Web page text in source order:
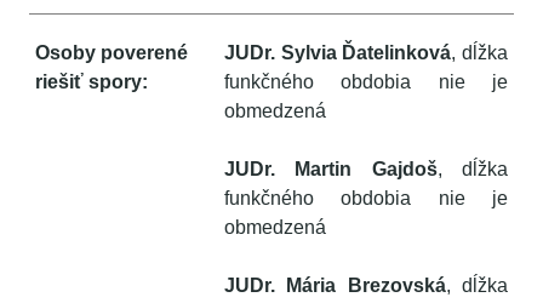
Osoby poverené
riešiť spory:
JUDr. Sylvia Ďatelinková, dĺžka
funkčného obdobia nie je
obmedzená
JUDr. Martin Gajdoš, dĺžka
funkčného obdobia nie je
obmedzená
JUDr. Mária Brezovská, dĺžka